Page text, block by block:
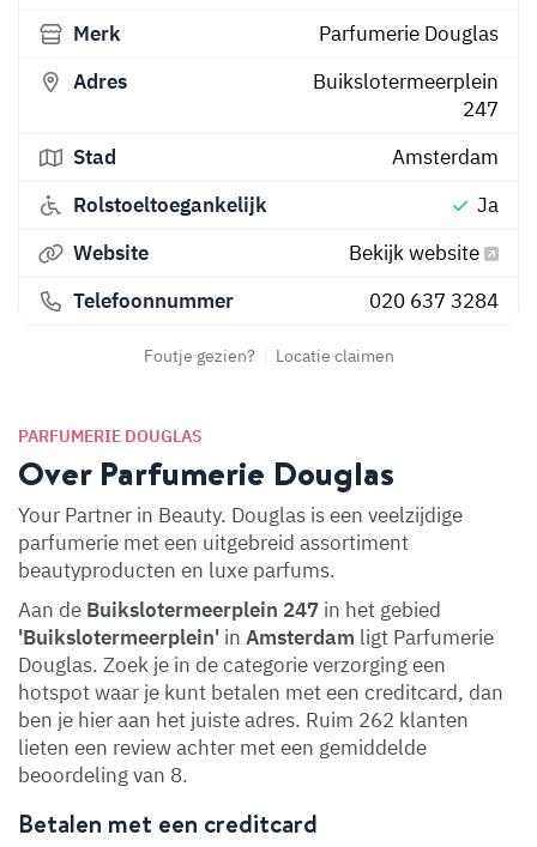
PARFUMERIE DOUGLAS
Over Parfumerie Douglas
Your Partner in Beauty. Douglas is een veelzijdige
parfumerie met een uitgebreid assortiment
beautyproducten en luxe parfums.
Aan de Buikslotermeerplein 247 in het gebied
'Buikslotermeerplein' in Amsterdam ligt Parfumerie
Douglas. Zoek je in de categorie verzorging een
hotspot waar je kunt betalen met een creditcard, dan
ben je hier aan het juiste adres. Ruim 262 klanten
lieten een review achter met een gemiddelde
beoordeling van 8.
Betalen met een creditcard
Merk
Parfumerie Douglas
Adres
Buikslotermeerplein
247
Stad
Amsterdam
Rolstoeltoegankelijk
Ja
Website
Bekijk website
Telefoonnummer
020 637 3284
Foutje gezien? Locatie claimen